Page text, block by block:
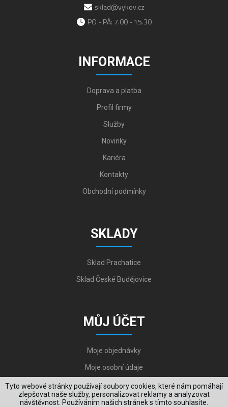
Tyto webové stránky používají soubory cookies, které nám pomáhají
zlepšovat naše služby, personalizovat reklamy a analyzovat
návštěvnost. Používáním našich stránek s tímto souhlasíte.
sklad@vykov.cz
PO - PÁ: 7.00 - 15.30
INFORMACE
Doprava a platba
Profil firmy
Služby
Novinky
Kariéra
Kontakty
Obchodní podmínky
SKLADY
Sklad Prachatice
Sklad České Budějovice
MŮJ ÚČET
Moje objednávky
Moje osobní údaje